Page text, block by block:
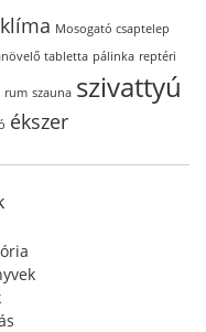
Mosogató csaptelep
tabletta pálinka reptéri
rum szauna szivattyú
ékszer